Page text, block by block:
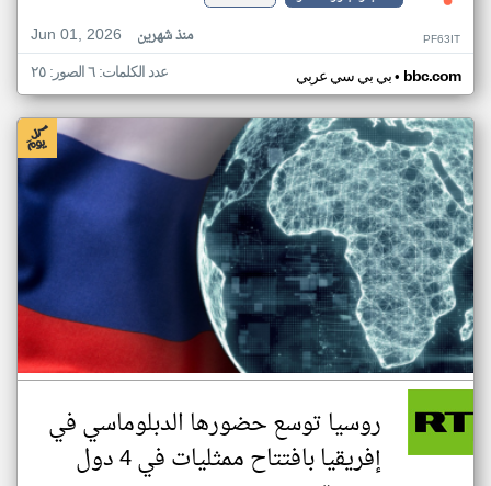
Jun 01, 2026
منذ شهرين PF63IT
بي بي سي عربي• bbc.com عدد الكلمات: ٦ الصور: ٢٥
روسيا توسع حضورها الدبلوماسي في
إفريقيا بافتتاح ممثليات في 4 دول